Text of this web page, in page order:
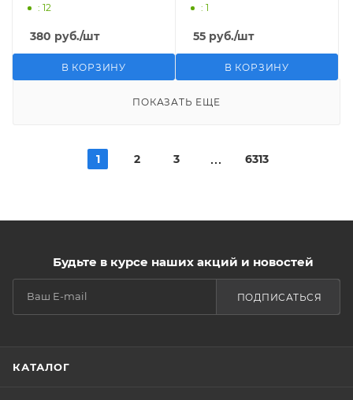
: 12
380 руб./шт
В КОРЗИНУ
: 1
55 руб./шт
В КОРЗИНУ
ПОКАЗАТЬ ЕЩЕ
1 2 3 6313
Будьте в курсе наших акций и новостей
ПОДПИСАТЬСЯ
КАТАЛОГ